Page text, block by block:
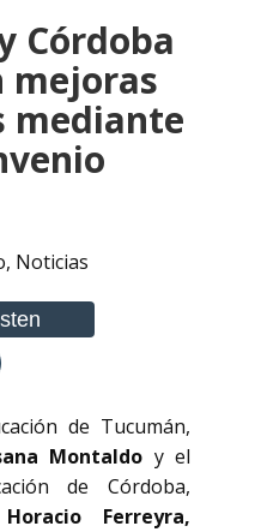
Córdoba
mejoras
mediante
, Noticias
de Tucumán,
Montaldo y el
de Córdoba,
Horacio Ferreyra,